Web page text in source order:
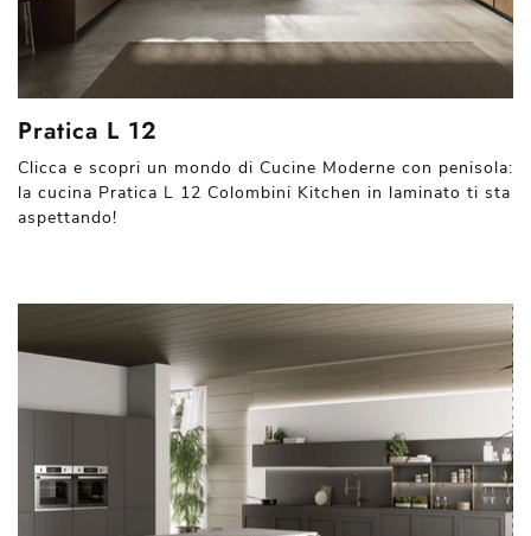
Pratica L 12
Clicca e scopri un mondo di Cucine Moderne con penisola:
la cucina Pratica L 12 Colombini Kitchen in laminato ti sta
aspettando!